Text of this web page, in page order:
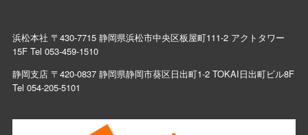
浜松本社 〒430-7715 静岡県浜松市中央区板屋町111-2 アクトタワー
15F Tel 053-459-1510
静岡支店 〒420-0837 静岡県静岡市葵区日出町1-2 TOKAI日出町ビル8F
Tel 054-205-5101